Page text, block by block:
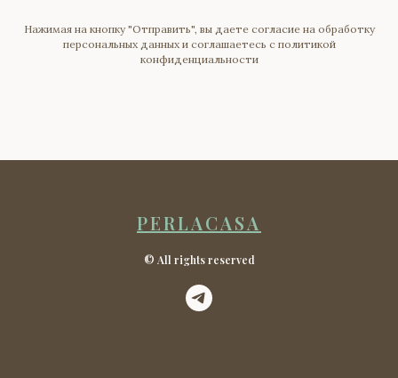
Нажимая на кнопку "Отправить", вы даете согласие на обработку
персональных данных и соглашаетесь c политикой
конфиденциальности
PERLACASA
© All rights reserved